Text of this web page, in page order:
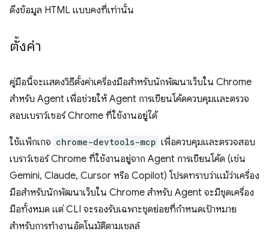
ดึงข้อมูล HTML แบบคงที่เท่านั้น
ตั้งค่า
คู่มือนี้จะแสดงวิธีตั้งค่าเครื่องมือสำหรับนักพัฒนาเว็บใน Chrome
สำหรับ Agent เพื่อช่วยให้ Agent การเขียนโค้ดควบคุมและตรวจ
สอบเบราว์เซอร์ Chrome ที่ใช้งานอยู่ได้
ใช้แพ็กเกจ chrome-devtools-mcp เพื่อควบคุมและตรวจสอบ
เบราว์เซอร์ Chrome ที่ใช้งานอยู่จาก Agent การเขียนโค้ด (เช่น
Gemini, Claude, Cursor หรือ Copilot) โปรดทราบว่าแม้ว่าเครื่อง
มือสำหรับนักพัฒนาเว็บใน Chrome สำหรับ Agent จะมีชุดเครื่อง
มือทั้งหมด แต่ CLI จะรองรับเฉพาะชุดย่อยที่กำหนดเป้าหมาย
สำหรับการทำงานอัตโนมัติตามเชลล์